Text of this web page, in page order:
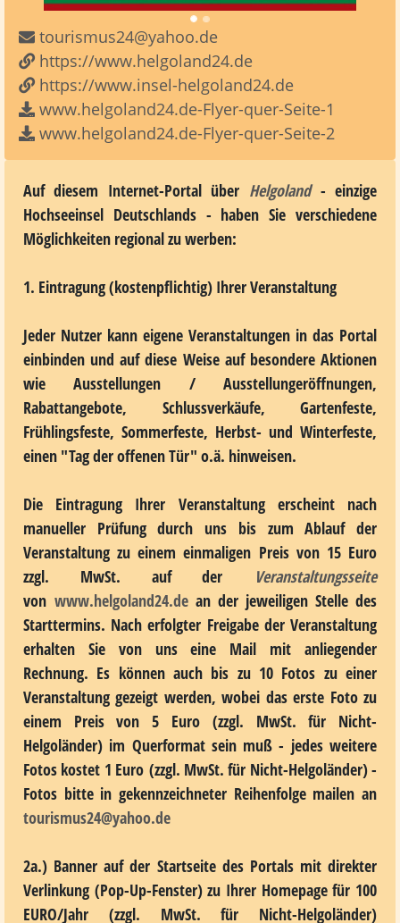
tourismus24@yahoo.de
https://www.helgoland24.de
https://www.insel-helgoland24.de
www.helgoland24.de-Flyer-quer-Seite-1
www.helgoland24.de-Flyer-quer-Seite-2
Auf diesem Internet-Portal über Helgoland- einzige
Hochseeinsel Deutschlands - haben Sie verschiedene
Möglichkeiten regional zu werben:
1. Eintragung (kostenpflichtig) Ihrer Veranstaltung
Jeder Nutzer kann eigene Veranstaltungen in das Portal
einbinden und auf diese Weise auf besondere Aktionen
wie Ausstellungen / Ausstellungeröffnungen,
Rabattangebote, Schlussverkäufe, Gartenfeste,
Frühlingsfeste, Sommerfeste, Herbst- und Winterfeste,
einen "Tag der offenen Tür" o.ä. hinweisen.
Die Eintragung Ihrer Veranstaltung erscheint nach
manueller Prüfung durch uns bis zum Ablauf der
Veranstaltung zu einem einmaligen Preis von 15 Euro
zzgl. MwSt. auf der
Veranstaltungsseite
von www.helgoland24.de an der jeweiligen Stelle des
Starttermins. Nach erfolgter Freigabe der Veranstaltung
erhalten Sie von uns eine Mail mit anliegender
Rechnung. Es können auch bis zu 10 Fotos zu einer
Veranstaltung gezeigt werden, wobei das erste Foto zu
einem Preis von 5 Euro(zzgl. MwSt. für Nicht-
Helgoländer) im Querformat sein muß - jedes weitere
Fotos kostet 1 Euro (zzgl. MwSt. für Nicht-Helgoländer)-
Fotos bitte in gekennzeichneter Reihenfolge mailen an
tourismus24@yahoo.de
2a.) Banner auf der Startseite des Portalsmit direkter
Verlinkung (Pop-Up-Fenster) zu Ihrer Homepage für 100
EURO/Jahr (zzgl. MwSt. für Nicht-Helgoländer)